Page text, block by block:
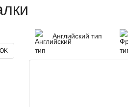
Английский тип
OK